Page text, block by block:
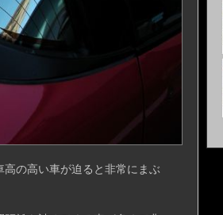
の高い車が迫ると非常にまぶ